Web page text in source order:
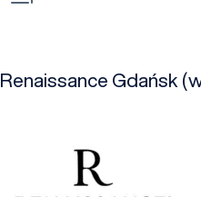
Renaissance Gdańsk